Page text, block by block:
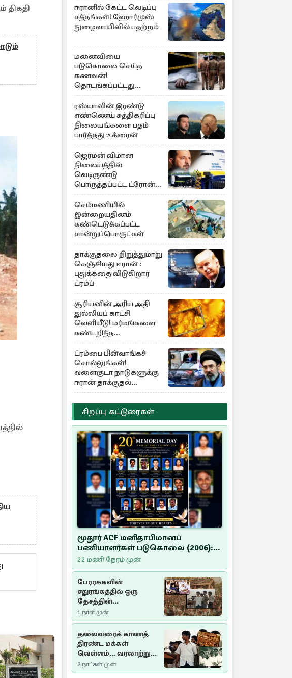
திகதி
ஈரானில் கேட்ட வெடிப்பு
சத்தங்கள்! ஹோர்முஸ்
நுழைவாயிலில் பதற்றம்
மனைவியை
படுகொலை செய்த
கணவன்!
தொடங்கப்பட்டது
விசாரணை
ரஸ்யாவின் இரண்டு
எண்ணெய் சுத்திகரிப்பு
நிலையங்களை பதம்
பார்த்தது உக்ரைன்
ஜெர்மன் விமான
நிலையத்தில்
வெடிகுண்டு
பொருத்தப்பட்ட ட்ரோன்!
தப்பியது உக்ரைன்
விமானம்
செம்மணியில்
இன்றையதினம்
கண்டெடுக்கப்பட்ட
சான்றுப்பொருட்கள்
தாக்குதலை நிறுத்துமாறு
கெஞ்சியது ஈரான் :
புதுக்கதை விடுகிறார்
ட்ரம்ப்
சூரியனின் அரிய அதி
துல்லியப் காட்சி
வெளியீடு! மர்மங்களை
கண்டறிந்த
விஞ்ஞானிகள்
ட்ரம்பை பின்வாங்கச்
சொல்லுங்கள்!
வளைகுடா நாடுகளுக்கு
ஈரான் தாக்குதல்
எச்சரிக்கை
சிறப்பு கட்டுரைகள்
மூதூர் ACF மனிதாபிமானப்
பணியாளர்கள் படுகொலை (2006):
20 ஆண்டுகளாகியும் நீதி
மறுக்கப்பட்ட மனிதாபிமானப்
பேரவலம்
22 மணி நேரம் முன்
பேரரசுகளின்
சதுரங்கத்தில் ஒரு
தேசத்தின்
தீர்க்கதரிசனம் :
சுதுமலை பிரகடனம்
ஒரு வரலாற்றுப் பாடம்
1 நாள் முன்
தலைவரைக் காணத்
திரண்ட மக்கள்
வெள்ளம்... வரலாற்றுச்
சிறப்புமிக்க சுதுமலைப்
பிரகடனம்…
2 நாட்கள் முன்